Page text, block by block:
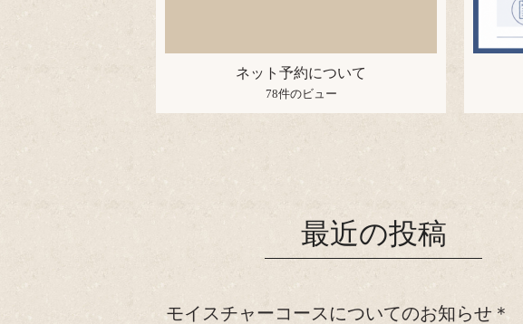
ネット予約について
78件のビュー
最近の投稿
モイスチャーコースについてのお知らせ＊